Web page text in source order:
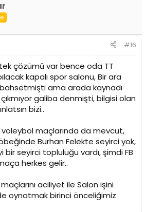
#16
çözümü var bence oda TT
kapalı spor salonu, Bir ara
ama arada kaynadı
galiba denmişti, bilgisi olan
bizi..
maçlarında da mevcut,
Burhan Felekte seyirci yok,
bir seyirci topluluğu vardı, şimdi FB
herkes gelir..
maçlarını aciliyet ile Salon işini
oynatmak birinci önceliğimiz